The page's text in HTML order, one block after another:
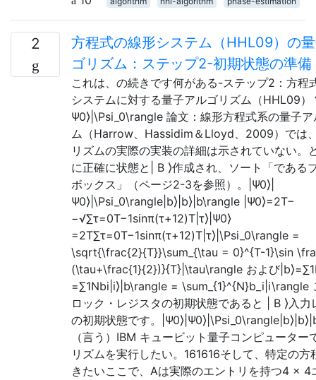
2
方程式の線形システム（HHL09）の
ゴリズム：ステップ2-初期状態の準備
これは、の続きです何がある-ステップ2：方程
システムに対する量子アルゴリズム（HHL09）
Ψ0⟩|\Psi_0\rangle 論文：線形方程式系の量子ア
ム（Harrow、Hassidim＆Lloyd、2009）では
リズムの実際の実装の詳細は示されていない。
に正確に状態と| B ⟩作成され、ソート「である
ボックス」（ページ2-3を参照）。|Ψ0⟩|
Ψ0⟩|\Psi_0\rangle|b⟩|b⟩|b\rangle |Ψ0⟩=2T−
−√∑τ=0T−1sinπ(τ+12)T|τ⟩|Ψ0⟩
=2T∑τ=0T−1sin⁡π(τ+12)T|τ⟩|\Psi_0\rangle =
\sqrt{\frac{2}{T}}\sum_{\tau = 0}^{T-1}\sin
(\tau+\frac{1}{2})}{T}|\tau\rangle および
=∑1Nbi|i⟩|b\rangle = \sum_{1}^{N}b_i|i\rangle
ロック・レジスタの初期状態であると | B ⟩入力
の初期状態です。
（言う）IBM キュービット量子コンピューター
リズムを実行したい。161616そして、特定の方
きたいここで、Aは実際のエントリを持つ4 × 4